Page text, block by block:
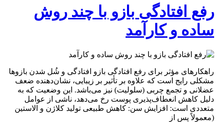
رفع افتادگی بازو با چند روش
ساده و کارآمد
راهکارهای مؤثر برای رفع افتادگی بازو افتادگی و شُل شدن بازوها
مشکلی رایج است که علاوه بر تأثیر بر زیبایی، نشان‌دهنده ضعف
عضلانی و تجمع چربی (سلولیت) نیز می‌باشد. این وضعیت که به
دلیل کاهش انعطاف‌پذیری پوست رخ می‌دهد، ناشی از عوامل
متعددی است: افزایش سن: کاهش طبیعی تولید کلاژن و الاستین
(معمولاً پس از